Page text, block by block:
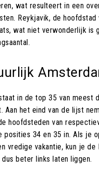
wat resulteert in een
Reykjavik, de hoofdstad
wat niet verwonderlijk is
in de top 35 van meest
Aan het eind van de lijst
hoofdsteden van
posities 34 en 35 in. Als je
vredige vakantie, kun je de
beter links laten liggen.